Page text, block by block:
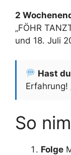
2
„FÖHR
und 18. Juli
Hast
Erfahrung!
So
Folge